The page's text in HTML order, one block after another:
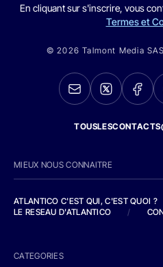
En cliquant sur s'inscrire, vous
Termes et
© 2026 Talmont Media
MIEUX NOUS CONNAITRE
ATLANTICO C'EST QUI, C'EST QUOI ?
LE RESEAU D'ATLANTICO
/
CATEGORIES